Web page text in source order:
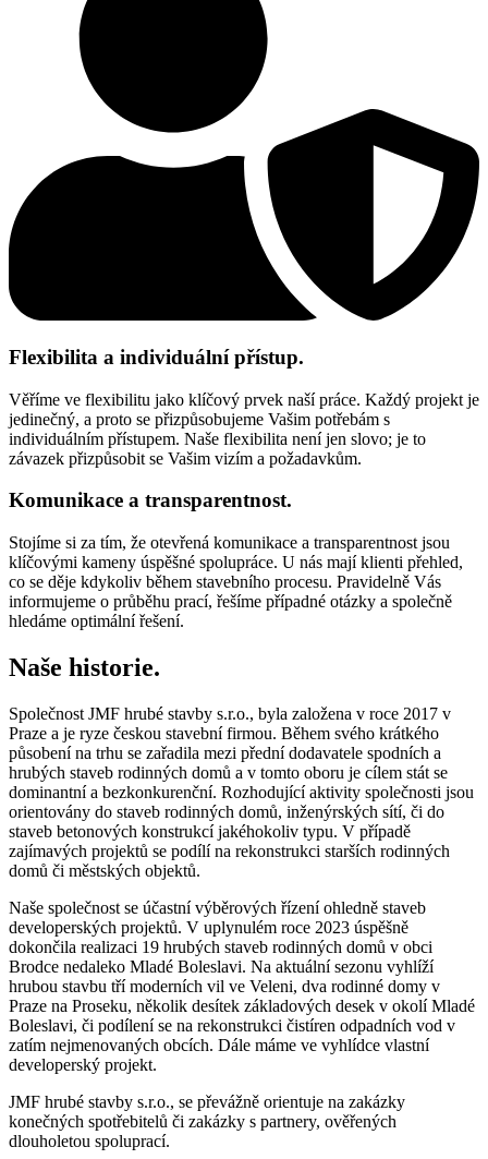
Flexibilita a individuální přístup.
Věříme ve flexibilitu jako klíčový prvek naší práce. Každý projekt je
jedinečný, a proto se přizpůsobujeme Vašim potřebám s
individuálním přístupem. Naše flexibilita není jen slovo; je to
závazek přizpůsobit se Vašim vizím a požadavkům.
Komunikace a transparentnost.
Stojíme si za tím, že otevřená komunikace a transparentnost jsou
klíčovými kameny úspěšné spolupráce. U nás mají klienti přehled,
co se děje kdykoliv během stavebního procesu. Pravidelně Vás
informujeme o průběhu prací, řešíme případné otázky a společně
hledáme optimální řešení.
Naše historie.
Společnost JMF hrubé stavby s.r.o., byla založena v roce 2017 v
Praze a je ryze českou stavební firmou. Během svého krátkého
působení na trhu se zařadila mezi přední dodavatele spodních a
hrubých staveb rodinných domů a v tomto oboru je cílem stát se
dominantní a bezkonkurenční. Rozhodující aktivity společnosti jsou
orientovány do staveb rodinných domů, inženýrských sítí, či do
staveb betonových konstrukcí jakéhokoliv typu. V případě
zajímavých projektů se podílí na rekonstrukci starších rodinných
domů či městských objektů.
Naše společnost se účastní výběrových řízení ohledně staveb
developerských projektů. V uplynulém roce 2023 úspěšně
dokončila realizaci 19 hrubých staveb rodinných domů v obci
Brodce nedaleko Mladé Boleslavi. Na aktuální sezonu vyhlíží
hrubou stavbu tří moderních vil ve Veleni, dva rodinné domy v
Praze na Proseku, několik desítek základových desek v okolí Mladé
Boleslavi, či podílení se na rekonstrukci čistíren odpadních vod v
zatím nejmenovaných obcích. Dále máme ve vyhlídce vlastní
developerský projekt.
JMF hrubé stavby s.r.o., se převážně orientuje na zakázky
konečných spotřebitelů či zakázky s partnery, ověřených
dlouholetou spoluprací.